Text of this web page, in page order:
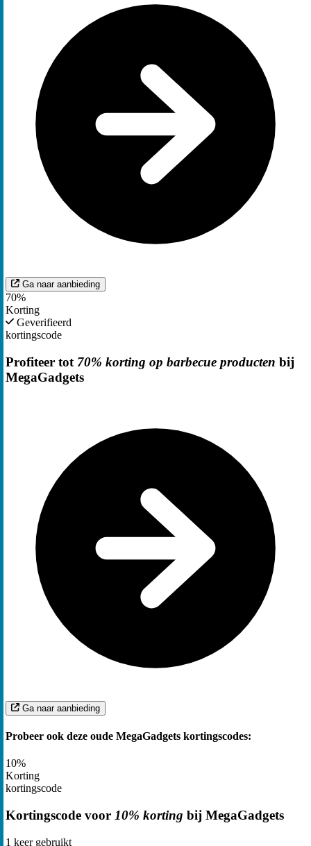
Ga naar aanbieding
70%
Korting
Geverifieerd
kortingscode
Profiteer tot 70% korting op barbecue producten bij
MegaGadgets
Ga naar aanbieding
Probeer ook deze oude MegaGadgets kortingscodes:
10%
Korting
kortingscode
Kortingscode voor 10% korting bij MegaGadgets
1 keer gebruikt